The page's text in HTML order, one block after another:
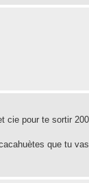
cie pour te sortir
que tu